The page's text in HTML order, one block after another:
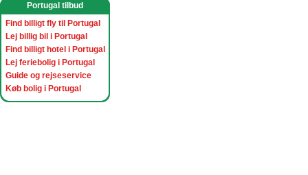
Portugal tilbud
Find billigt fly til Portugal
Lej billig bil i Portugal
Find billigt hotel i Portugal
Lej feriebolig i Portugal
Guide og rejseservice
Køb bolig i Portugal